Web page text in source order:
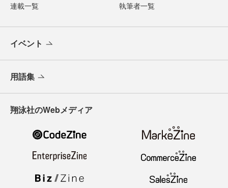
連載一覧 執筆者一覧
イベント
用語集
翔泳社のWebメディア